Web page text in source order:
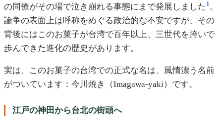
の同僚がその場で泣き崩れる事態にまで発展しました 1 。
論争の表面上は呼称をめぐる政治的な不安ですが、その
背後にはこのお菓子が台湾で百年以上、三世代を跨いで
歩んできた進化の歴史があります。
実は、このお菓子の台湾での正式な名は、風情漂う名前
がついています：今川焼き（Imagawa-yaki）です。
江戸の神田から台北の街頭へ